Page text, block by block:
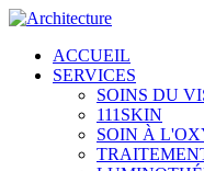
ACCUEIL
SERVICES
SOINS DU
111SKIN
SOIN À